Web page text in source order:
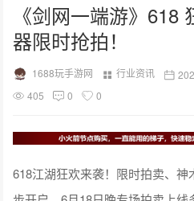
《剑网一端游》618
器限时抢拍！
1688玩手游网 行业资讯
405
0 0
618江湖狂欢来袭！限时拍卖、